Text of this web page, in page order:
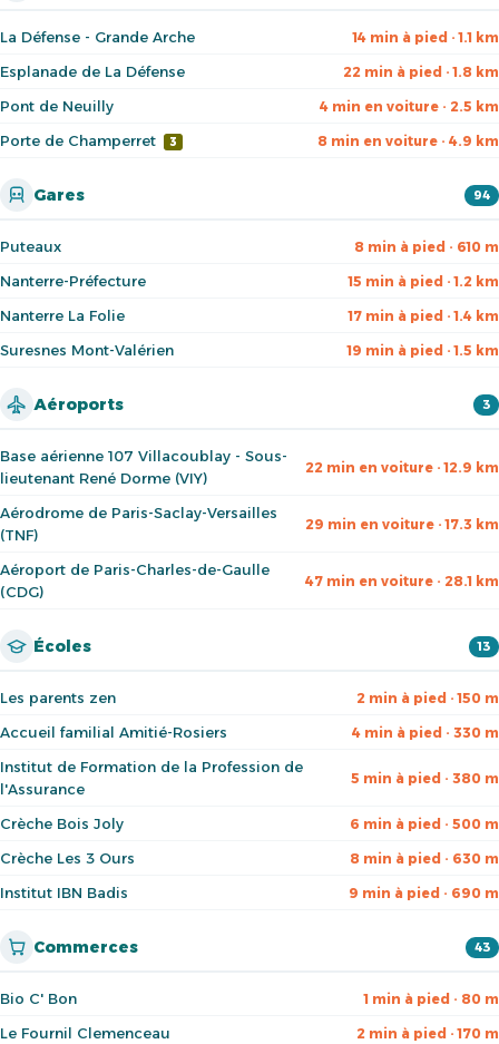
La Défense - Grande Arche 14 min à pied · 1.1 km
Esplanade de La Défense 22 min à pied · 1.8 km
Pont de Neuilly 4 min en voiture · 2.5 km
Porte de Champerret 3 8 min en voiture · 4.9 km
Gares 94
Puteaux 8 min à pied · 610 m
Nanterre-Préfecture 15 min à pied · 1.2 km
Nanterre La Folie 17 min à pied · 1.4 km
Suresnes Mont-Valérien 19 min à pied · 1.5 km
Aéroports 3
Base aérienne 107 Villacoublay - Sous-
lieutenant René Dorme (VIY)
22 min en voiture · 12.9 km
Aérodrome de Paris-Saclay-Versailles
(TNF)
29 min en voiture · 17.3 km
Aéroport de Paris-Charles-de-Gaulle
(CDG)
47 min en voiture · 28.1 km
Écoles 13
Les parents zen 2 min à pied · 150 m
Accueil familial Amitié-Rosiers 4 min à pied · 330 m
Institut de Formation de la Profession de
l'Assurance
5 min à pied · 380 m
Crèche Bois Joly 6 min à pied · 500 m
Crèche Les 3 Ours 8 min à pied · 630 m
Institut IBN Badis 9 min à pied · 690 m
Commerces 43
Bio C' Bon 1 min à pied · 80 m
Le Fournil Clemenceau 2 min à pied · 170 m